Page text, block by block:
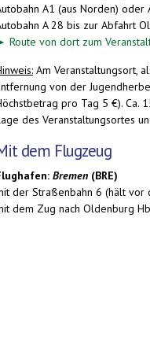
A1 (aus Norden) oder
A 28 bis zur Abfahrt
Route von dort zum
Am Veranstaltungsort,
von der
pro Tag 5 €). Ca.
des Veranstaltungsortes
dem Flugzeug
Bremen (BRE)
der Straßenbahn 6 (hält vor
dem Zug nach Oldenburg